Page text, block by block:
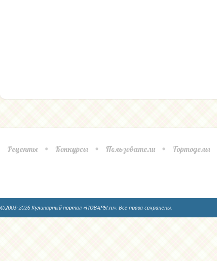
Рецепты Конкурсы Пользователи Тортоделы
©2003-2026 Кулинарный портал «ПОВАРЫ.ru». Все права сохранены.